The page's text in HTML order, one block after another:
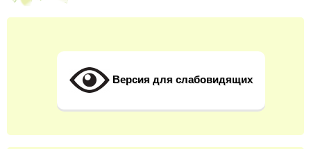
Версия для слабовидящих